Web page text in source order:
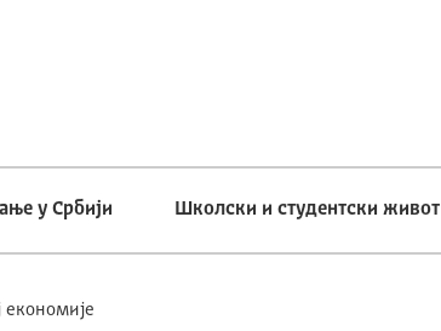
у Србији Школски и студентски живот
економије